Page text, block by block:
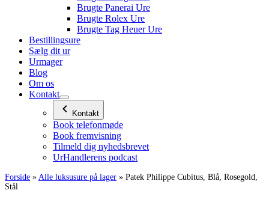
Brugte Panerai Ure
Brugte Rolex Ure
Brugte Tag Heuer Ure
Bestillingsure
Sælg dit ur
Urmager
Blog
Om os
Kontakt
Kontakt
Book telefonmøde
Book fremvisning
Tilmeld dig nyhedsbrevet
UrHandlerens podcast
Forside » Alle luksusure på lager » Patek Philippe Cubitus, Blå, Rosegold,
Stål